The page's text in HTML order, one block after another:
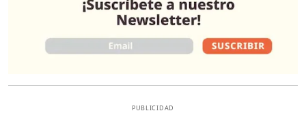
PUBLICIDAD